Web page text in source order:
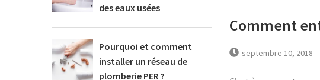
des eaux usées
Pourquoi et comment
installer un réseau de
plomberie PER ?
Comment
septembre 10, 2018